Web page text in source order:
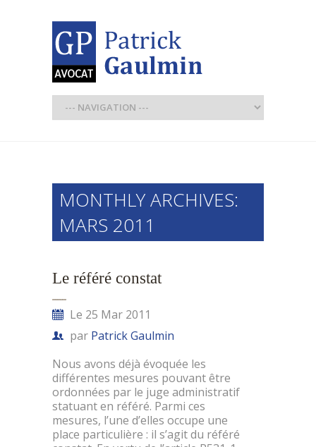
MONTHLY ARCHIVES:
MARS 2011
Le référé constat
Le 25 Mar 2011
par Patrick Gaulmin
Nous avons déjà évoquée les
différentes mesures pouvant être
ordonnées par le juge administratif
statuant en référé. Parmi ces
mesures, l’une d’elles occupe une
place particulière : il s’agit du référé